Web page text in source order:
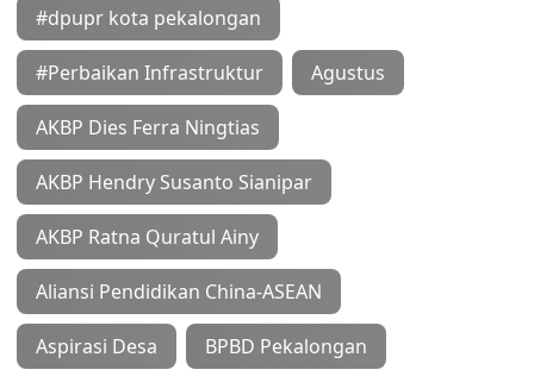
#dpupr kota pekalongan
#Perbaikan Infrastruktur Agustus
AKBP Dies Ferra Ningtias
AKBP Hendry Susanto Sianipar
AKBP Ratna Quratul Ainy
Aliansi Pendidikan China-ASEAN
Aspirasi Desa BPBD Pekalongan